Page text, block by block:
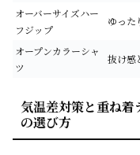
オーバーサイズハー
フジップ
ゆった
オープンカラーシャ
ツ
抜け感
気温差対策と重ね着
の選び方